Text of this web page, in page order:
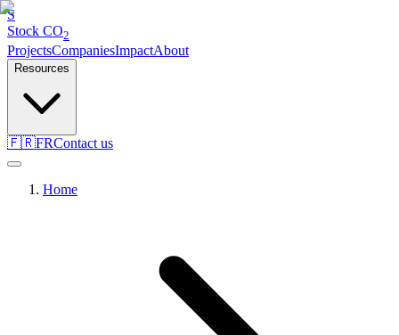
S
Stock CO2
ProjectsCompaniesImpactAbout
Resources
🇫🇷FRContact us
Home